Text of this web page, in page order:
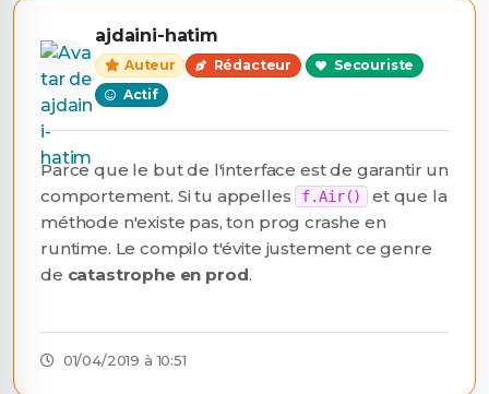
ajdaini-hatim
Auteur Rédacteur
Secouriste
Actif
Parce que le but de l'interface est de garantir un
comportement. Si tu appelles
f.Air()
et que la
méthode n'existe pas, ton prog crashe en
runtime. Le compilo t'évite justement ce genre
de catastrophe en prod.
01/04/2019 à 10:51